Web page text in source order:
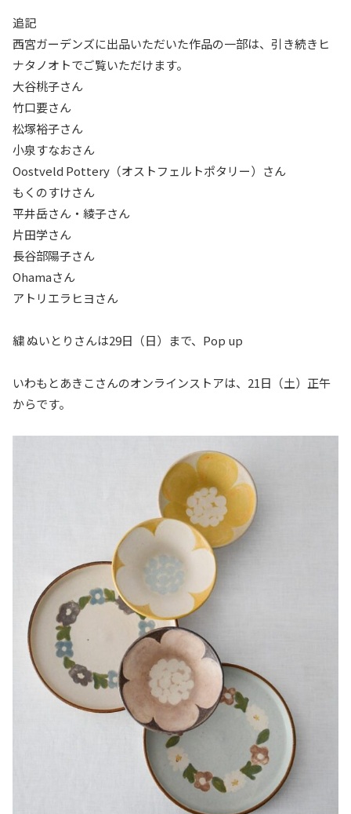
追記
西宮ガーデンズに出品いただいた作品の一部は、引き続きヒ
ナタノオトでご覧いただけます。
大谷桃子さん
竹口要さん
松塚裕子さん
小泉すなおさん
Oostveld Pottery（オストフェルトポタリー）さん
もくのすけさん
平井岳さん・綾子さん
片田学さん
長谷部陽子さん
Ohamaさん
アトリエラヒヨさん
繍 ぬいとりさんは29日（日）まで、Pop up
いわもとあきこさんのオンラインストアは、21日（土）正午
からです。